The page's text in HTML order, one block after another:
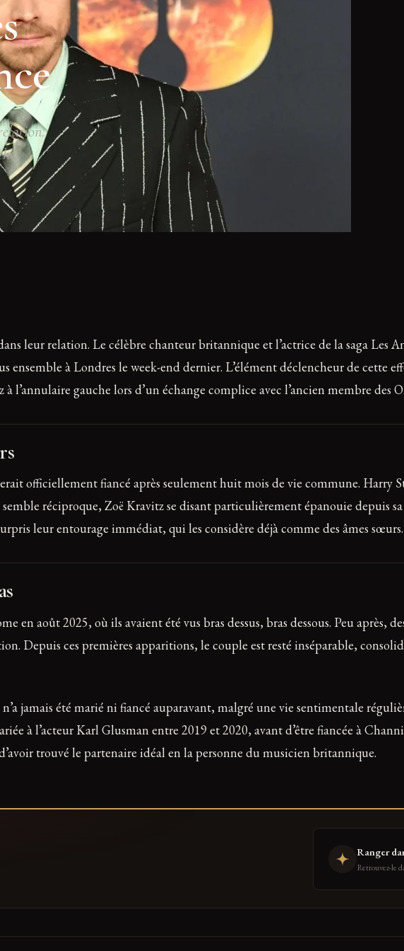
leur relation. Le célèbre chanteur britannique et l’actrice de la saga Les
ensemble à Londres le week-end dernier. L’élément déclencheur de cette
gauche lors d’un échange complice avec l’ancien membre des
officiellement fiancé après seulement huit mois de vie commune. Harry
réciproque, Zoë Kravitz se disant particulièrement épanouie depuis
leur entourage immédiat, qui les considère déjà comme des âmes sœurs.
août 2025, où ils avaient été vus bras dessus, bras dessous. Peu après,
Depuis ces premières apparitions, le couple est resté inséparable,
jamais été marié ni fiancé auparavant, malgré une vie sentimentale
à l’acteur Karl Glusman entre 2019 et 2020, avant d’être fiancée à
trouvé le partenaire idéal en la personne du musicien britannique.
Ranger
Retrouvez-le